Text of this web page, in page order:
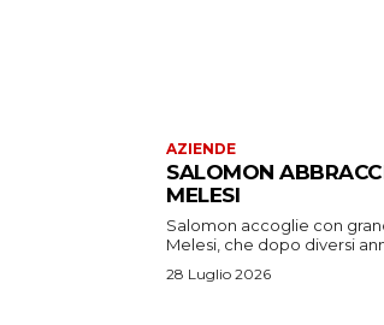
AZIENDE
SALOMON
MELESI
Salomon accoglie con
Melesi, che dopo diversi
28 Luglio 2026